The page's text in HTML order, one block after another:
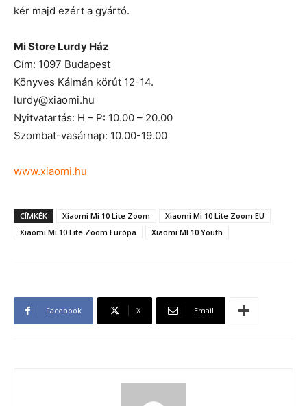
kér majd ezért a gyártó.
Mi Store Lurdy Ház
Cím: 1097 Budapest
Könyves Kálmán körút 12-14.
lurdy@xiaomi.hu
Nyitvatartás: H – P: 10.00 – 20.00
Szombat-vasárnap: 10.00-19.00
www.xiaomi.hu
CÍMKÉK Xiaomi Mi 10 Lite Zoom
Xiaomi Mi 10 Lite Zoom EU
Xiaomi Mi 10 Lite Zoom Európa
Xiaomi MI 10 Youth
Facebook X Email